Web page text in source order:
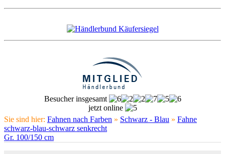
Besucher insgesamt
jetzt online
Sie sind hier: Fahnen nach Farben » Schwarz - Blau » Fahne
schwarz-blau-schwarz senkrecht
Gr. 100/150 cm